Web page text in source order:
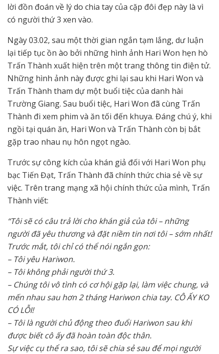
lời đồn đoán về lý do chia tay của cặp đôi đẹp này là vì
có người thứ 3 xen vào.
Ngày 03.02, sau một thời gian ngắn tạm lắng, dư luận
lại tiếp tục ồn ào bởi những hình ảnh Hari Won hẹn hò
Trấn Thành xuất hiện trên một trang thông tin điện tử.
Những hình ảnh này được ghi lại sau khi Hari Won và
Trấn Thành tham dự một buổi tiệc của danh hài
Trường Giang. Sau buổi tiệc, Hari Won đã cùng Trấn
Thành đi xem phim và ăn tối đến khuya. Đáng chú ý, khi
ngồi tại quán ăn, Hari Won và Trấn Thành còn bị bắt
gặp trao nhau nụ hôn ngọt ngào.
Trước sự công kích của khán giả đối với Hari Won phụ
bạc Tiến Đạt, Trấn Thành đã chính thức chia sẻ về sự
việc. Trên trang mạng xã hội chính thức của mình, Trấn
Thành viết:
“Tôi sẽ có câu trả lời cho khán giả của tôi – những
người đã yêu thương và đặt niềm tin nơi tôi – sớm nhất!
Trước mắt, tôi chỉ có thể nói ngắn gọn:
– Tôi yêu Hariwon.
– Tôi không phải người thứ 3.
– Chúng tôi vô tình có cơ hội gặp lại, làm việc chung, và
mến nhau sau hơn 2 tháng Hariwon chia tay. CÔ ẤY KO
CÓ LỖI!
– Tôi là người chủ động theo đuổi Hariwon sau khi
được biết cô ấy đã hoàn toàn độc thân.
Sự việc cụ thể ra sao, tôi sẽ chia sẻ sau để mọi người